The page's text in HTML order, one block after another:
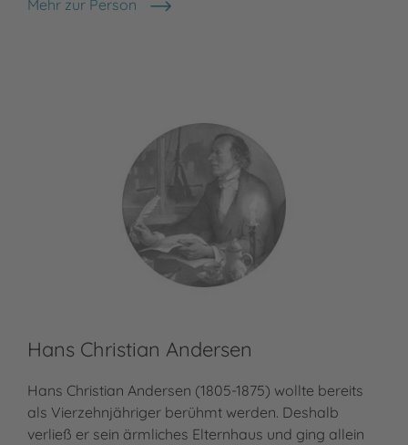
Mehr zur Person
Brüder Grimm
Hans Christian Andersen
Hans Christian Andersen (1805-1875) wollte bereits
als Vierzehnjähriger berühmt werden. Deshalb
verließ er sein ärmliches Elternhaus und ging allein